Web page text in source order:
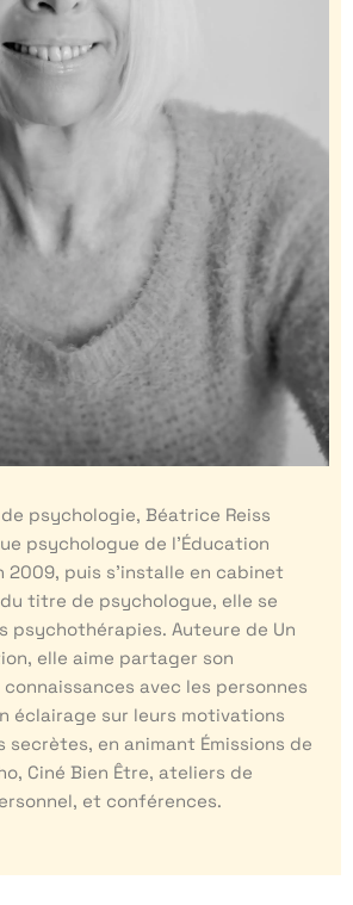
psychologie, Béatrice Reiss
psychologue de l’Éducation
2009, puis s’installe en cabinet
titre de psychologue, elle se
psychothérapies. Auteure de Un
elle aime partager son
avec les personnes
éclairage sur leurs motivations
en animant Émissions de
Ciné Bien Être, ateliers de
et conférences.